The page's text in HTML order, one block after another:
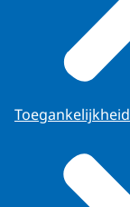
Toegankelijkheid